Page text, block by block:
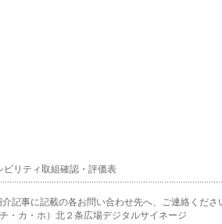
ビリティ取組確認・評価表
記事に記載の各お問い合わせ先へ、ご連絡くださ
・カ・ホ）北２条広場デジタルサイネージ